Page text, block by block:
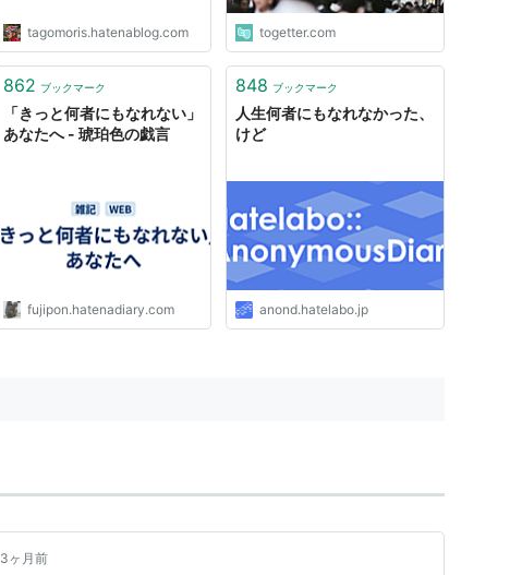
tagomoris.hatenablog.com togetter.com
862 ブックマーク
「きっと何者にもなれない」
あなたへ - 琥珀色の戯言
fujipon.hatenadiary.com
848 ブックマーク
人生何者にもなれなかった、
けど
anond.hatelabo.jp
3ヶ月前